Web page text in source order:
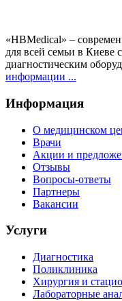
«HBMedical» –
для всей семьи в
диагностическим
информации ...
Информация
О медицинском
Врачи
Акции и
Отзывы
Вопросы-ответы
Партнеры
Вакансии
Услуги
Диагностика
Поликлиника
Хирургия и
Лабораторные